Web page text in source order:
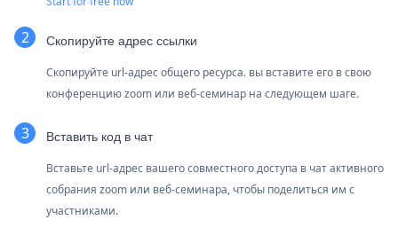
Скопируйте адрес ссылки
Скопируйте url-адрес общего ресурса. вы вставите его в свою
конференцию zoom или веб-семинар на следующем шаге.
Вставить код в чат
Вставьте url-адрес вашего совместного доступа в чат активного
собрания zoom или веб-семинара, чтобы поделиться им с
участниками.